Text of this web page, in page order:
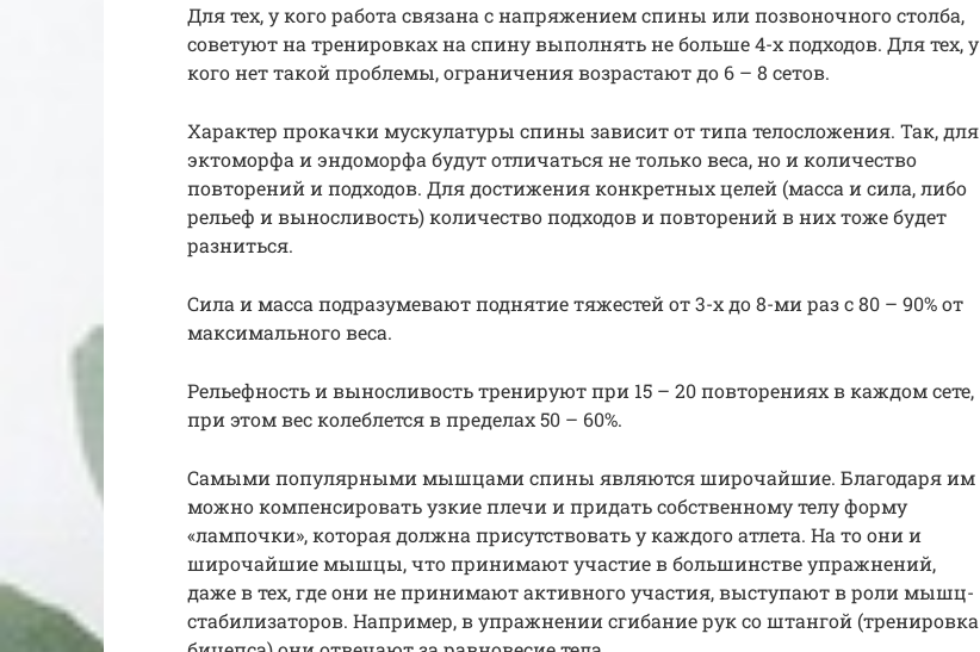
Для тех, у кого работа связана с напряжением спины или позвоночного столба,
советуют на тренировках на спину выполнять не больше 4-х подходов. Для тех, у
кого нет такой проблемы, ограничения возрастают до 6 – 8 сетов.
Характер прокачки мускулатуры спины зависит от типа телосложения. Так, для
эктоморфа и эндоморфа будут отличаться не только веса, но и количество
повторений и подходов. Для достижения конкретных целей (масса и сила, либо
рельеф и выносливость) количество подходов и повторений в них тоже будет
разниться.
Сила и масса подразумевают поднятие тяжестей от 3-х до 8-ми раз с 80 – 90% от
максимального веса.
Рельефность и выносливость тренируют при 15 – 20 повторениях в каждом сете,
при этом вес колеблется в пределах 50 – 60%.
Самыми популярными мышцами спины являются широчайшие. Благодаря им
можно компенсировать узкие плечи и придать собственному телу форму
«лампочки», которая должна присутствовать у каждого атлета. На то они и
широчайшие мышцы, что принимают участие в большинстве упражнений,
даже в тех, где они не принимают активного участия, выступают в роли мышц-
стабилизаторов. Например, в упражнении сгибание рук со штангой (тренировка